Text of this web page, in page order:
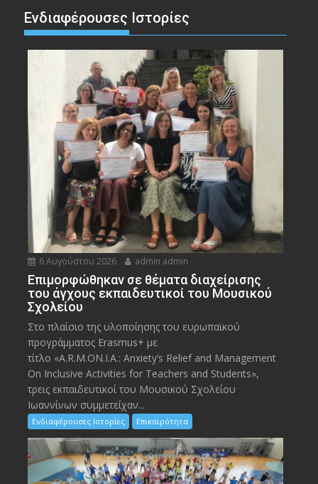
Ενδιαφέρουσες Ιστορίες
6 Αυγούστου 2026 admin admin
Eπιμορφώθηκαν σε θέματα διαχείρισης
του άγχους εκπαιδευτικοί του Μουσικού
Σχολείου
Στο πλαίσιο της υλοποίησης του ευρωπαϊκού
προγράμματος Erasmus+ με
τίτλο «A.R.M.ON.I.A.: Anxiety’s Relief and Management
On Inclusive Activities for Teachers and Students»,
τρεις εκπαιδευτικοί του Μουσικού Σχολείου
Ιωαννίνων συμμετείχαν...
Ενδιαφέρουσες Ιστορίες Επικαιρότητα